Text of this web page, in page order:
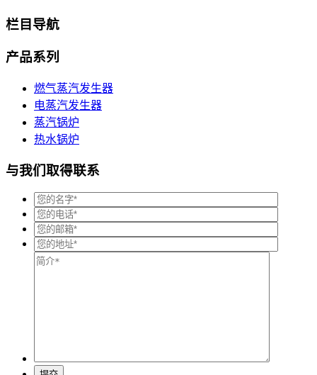
栏目导航
产品系列
燃气蒸汽发生器
电蒸汽发生器
蒸汽锅炉
热水锅炉
与我们取得联系